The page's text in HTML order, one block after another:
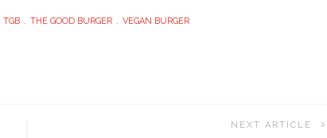
TGB THE GOOD BURGER VEGAN BURGER
NEXT ARTICLE